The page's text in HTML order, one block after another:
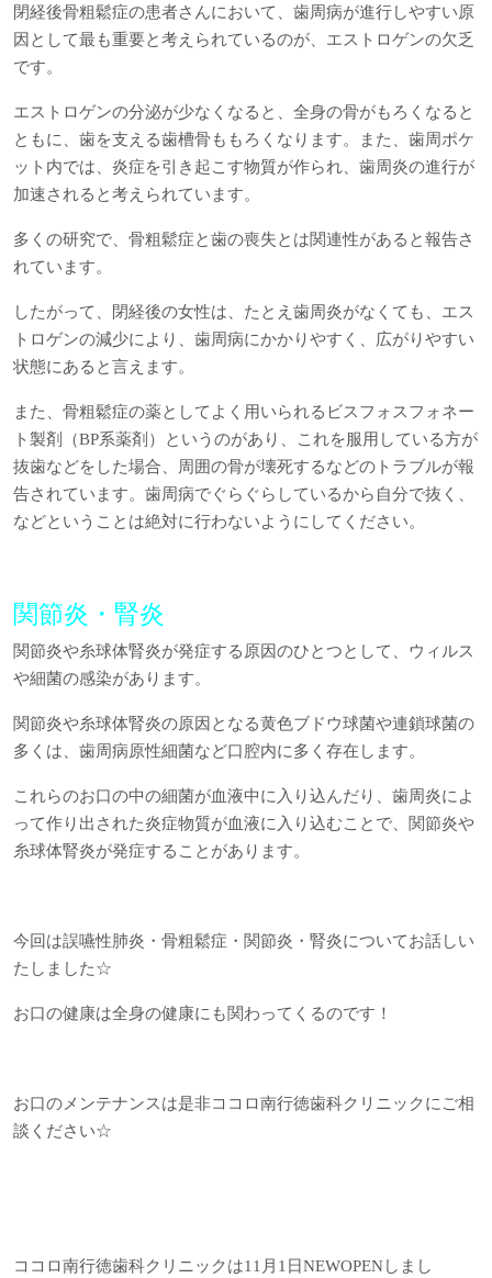
閉経後骨粗鬆症の患者さんにおいて、歯周病が進行しやすい原
因として最も重要と考えられているのが、エストロゲンの欠乏
です。
エストロゲンの分泌が少なくなると、全身の骨がもろくなると
ともに、歯を支える歯槽骨ももろくなります。また、歯周ポケ
ット内では、炎症を引き起こす物質が作られ、歯周炎の進行が
加速されると考えられています。
多くの研究で、骨粗鬆症と歯の喪失とは関連性があると報告さ
れています。
したがって、閉経後の女性は、たとえ歯周炎がなくても、エス
トロゲンの減少により、歯周病にかかりやすく、広がりやすい
状態にあると言えます。
また、骨粗鬆症の薬としてよく用いられるビスフォスフォネー
ト製剤（BP系薬剤）というのがあり、これを服用している方が
抜歯などをした場合、周囲の骨が壊死するなどのトラブルが報
告されています。歯周病でぐらぐらしているから自分で抜く、
などということは絶対に行わないようにしてください。
関節炎・腎炎
関節炎や糸球体腎炎が発症する原因のひとつとして、ウィルス
や細菌の感染があります。
関節炎や糸球体腎炎の原因となる黄色ブドウ球菌や連鎖球菌の
多くは、歯周病原性細菌など口腔内に多く存在します。
これらのお口の中の細菌が血液中に入り込んだり、歯周炎によ
って作り出された炎症物質が血液に入り込むことで、関節炎や
糸球体腎炎が発症することがあります。
今回は誤嚥性肺炎・骨粗鬆症・関節炎・腎炎についてお話しい
たしました☆
お口の健康は全身の健康にも関わってくるのです！
お口のメンテナンスは是非ココロ南行徳歯科クリニックにご相
談ください☆
ココロ南行徳歯科クリニックは11 月 1 日NEWOPENしまし